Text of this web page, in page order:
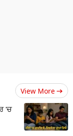
View More
'ਚ